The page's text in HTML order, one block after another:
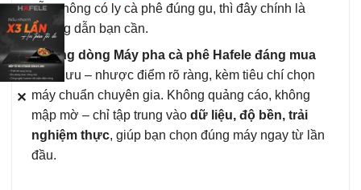
vẫn không có ly cà phê đúng gu, thì đây chính là
hướng dẫn bạn cần.
Những dòng Máy pha cà phê Hafele đáng mua
nhất
, ưu – nhược điểm rõ ràng, kèm tiêu chí chọn
máy chuẩn chuyên gia. Không quảng cáo, không
mập mờ – chỉ tập trung vào dữ liệu, độ bền, trải
nghiệm thực, giúp bạn chọn đúng máy ngay từ lần
đầu.
✕